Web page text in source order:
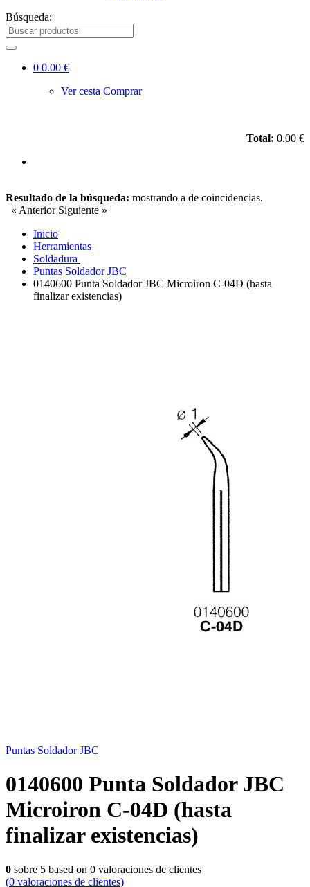
Búsqueda:
0 0.00 €
Ver cesta Comprar
Total: 0.00 €
Resultado de la búsqueda: mostrando a de coincidencias.
« Anterior Siguiente »
Inicio
Herramientas
Soldadura
Puntas Soldador JBC
0140600 Punta Soldador JBC Microiron C-04D (hasta
finalizar existencias)
Puntas Soldador JBC
0140600 Punta Soldador JBC
Microiron C-04D (hasta
finalizar existencias)
0 sobre 5 based on 0 valoraciones de clientes
(0 valoraciones de clientes)